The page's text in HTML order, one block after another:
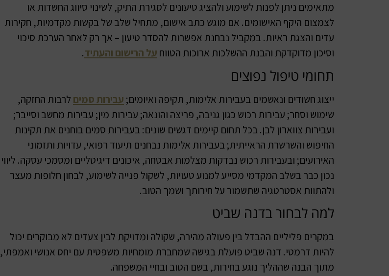
מתאימים ניתן לפנות לשימוע ולהציג טיעונים לסגירת התיק, לשינוי סיווג החשדות או
לצמצום היקף האישומים. אם מוגש כתב אישום, מתחיל שלב של בקשות מקדמיות, חקירות
עדים והצגת ראיות. במקביל נבחנת אפשרות להסדר טיעון – אך רק לאחר הערכת סיכוי
וסיכון מדוקדקת והבנת ההשלכות ארוכות הטווח על הרישום והעתיד.
תחומי טיפול נפוצים
ייצוג חשודים ונאשמים בעבירות אלימות, תקיפה ואיומים; עבירות סמים לרבות החזקה,
שימוש וסחר; עבירות רכוש כגון גניבה, פריצה והונאה; עבירות מין; עבירות מחשב וסייבר;
ועבירות צווארון לבן. בכל תחום קיימים דגשים שונים: בעבירות סמים בוחנים את תקינות
החיפוש והשרשרת הראייתית; בעבירות אלימות נבחנים תיעוד רפואי, עדויות ותזמוני
האירועים; ובעבירות רכוש נבדקות מצלמות אבטחה, איכונים דיגיטליים ומסמכי עסקה. ליווי
נכון כבר בשלב המקדמי מסייע למנוע טעויות, לשקול פנייה לשימוע, לבחון חלופות מעצר
ולהתוות אסטרטגיה שתשמור על חירותך ושמך הטוב.
למה לבחור בדנה שביט
במקרים פליליים ההבדל בין פעולה מהירה, שקולה ומדויקת לבין צעדים לא מבוקרים יכול
להיות דרמטי. דנה שביט פועלת בגישה שמחברת מומחיות משפטית עם יחס אנושי ואמפתי,
מתוך הבנה שההליך נוגע בחירות, בשם הטוב ובחיי המשפחה.